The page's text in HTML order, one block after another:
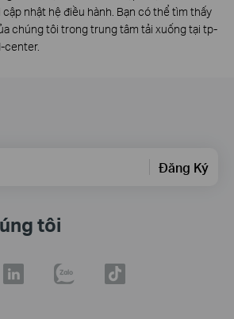
nhật hệ điều hành. Bạn có thể tìm thấy
chúng tôi trong trung tâm tải xuống tại tp-
center.
Đăng Ký
tôi